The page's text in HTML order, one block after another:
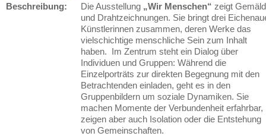
Beschreibung: Die Ausstellung „Wir Menschen“ zeigt
und Drahtzeichnungen. Sie bringt drei
Künstlerinnen zusammen, deren Werke das
vielschichtige menschliche Sein zum Inhalt
haben. Im Zentrum steht ein Dialog über
Individuen und Gruppen: Während die
Einzelporträts zur direkten Begegnung mit den
Betrachtenden einladen, geht es in den
Gruppenbildern um soziale Dynamiken. Sie
machen Momente der Verbundenheit erfahrbar,
zeigen aber auch Isolation oder die Entstehung
von Gemeinschaften.